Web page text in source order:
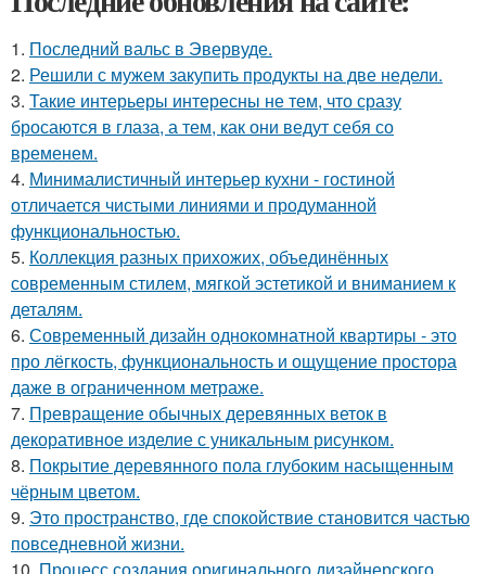
1. Последний вальс в Эвервуде.
2. Решили с мужем закупить продукты на две недели.
3. Такие интерьеры интересны не тем, что сразу
бросаются в глаза, а тем, как они ведут себя со
временем.
4. Минималистичный интерьер кухни - гостиной
отличается чистыми линиями и продуманной
функциональностью.
5. Коллекция разных прихожих, объединённых
современным стилем, мягкой эстетикой и вниманием к
деталям.
6. Современный дизайн однокомнатной квартиры - это
про лёгкость, функциональность и ощущение простора
даже в ограниченном метраже.
7. Превращение обычных деревянных веток в
декоративное изделие с уникальным рисунком.
8. Покрытие деревянного пола глубоким насыщенным
чёрным цветом.
9. Это пространство, где спокойствие становится частью
повседневной жизни.